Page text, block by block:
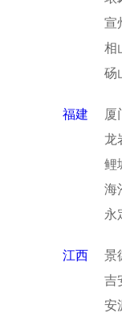
宣
相
砀
福建 厦
龙
鲤
海
永
江西 景
吉
安